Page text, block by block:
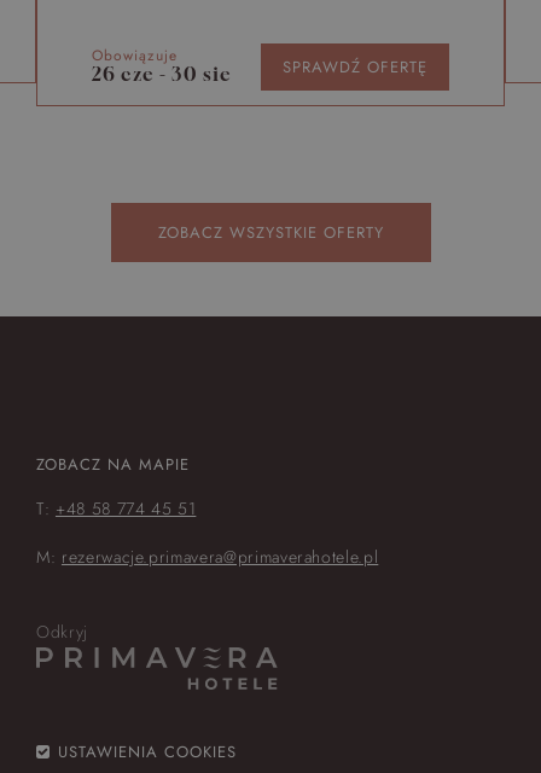
26 cze - 30 sie
Obowiązuje SPRAWDŹ OFERTĘ
ZOBACZ WSZYSTKIE OFERTY
ZOBACZ NA MAPIE
T: +48 58 774 45 51
M: rezerwacje.primavera@primaverahotele.pl
Odkryj
USTAWIENIA COOKIES